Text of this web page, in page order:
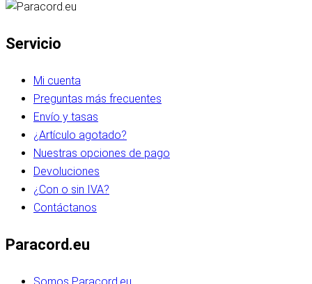
Servicio
Mi cuenta
Preguntas más frecuentes
Envío y tasas
¿Artículo agotado?
Nuestras opciones de pago
Devoluciones
¿Con o sin IVA?
Contáctanos
Paracord.eu